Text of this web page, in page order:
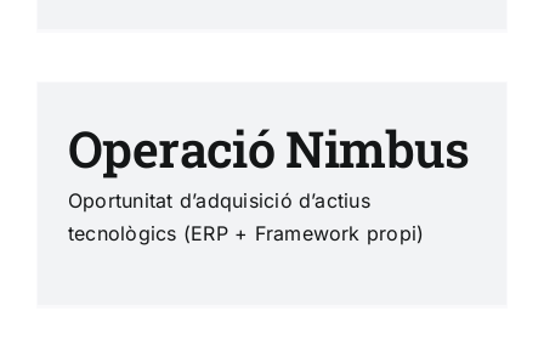
Operació Nimbus
Oportunitat d’adquisició d’actius
tecnològics (ERP + Framework propi)